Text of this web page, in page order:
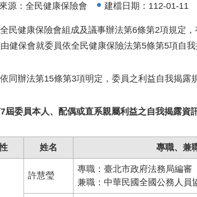
源： 全民健康保險會 建檔日期： 112-01-11
健康保險會組成及議事辦法第6條第2項規定，
健保會就委員依全民健康保險法第5條第5項自我
辦法第15條第3項明定，委員之利益自我揭露規
屆委員本人、配偶或直系親屬利益之自我揭露資
姓名 專職、兼
許慧瑩
專職：臺北市政府法務局編審
兼職：中華民國全國公務人員